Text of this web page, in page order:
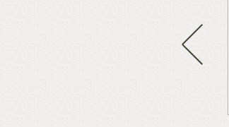
Previous
Kakan blir minst lika saftig.